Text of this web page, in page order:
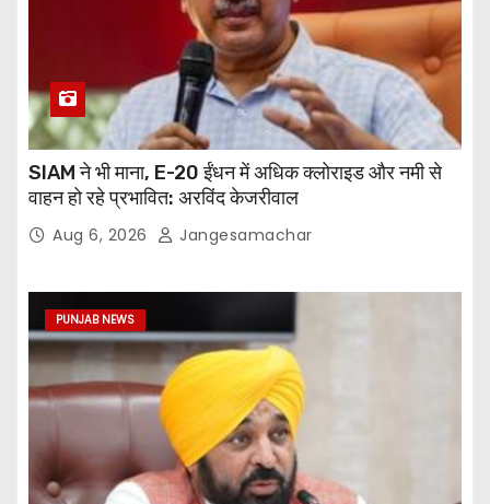
SIAM ने भी माना, E-20 ईंधन में अधिक क्लोराइड और नमी से
वाहन हो रहे प्रभावित: अरविंद केजरीवाल
Aug 6, 2026 Jangesamachar
PUNJAB NEWS